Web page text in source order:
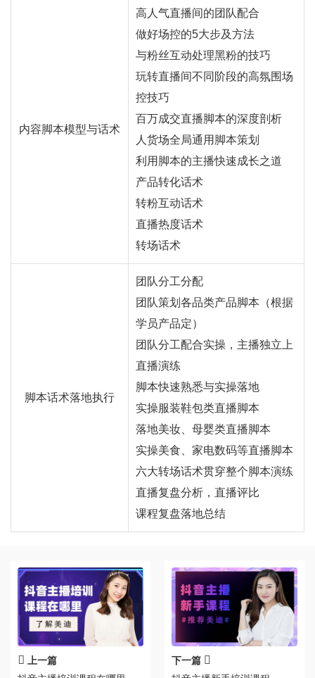
内容脚本模型与话术
高人气直播间的团队配合
做好场控的5大步及方法
与粉丝互动处理黑粉的技巧
玩转直播间不同阶段的高氛围场
控技巧
百万成交直播脚本的深度剖析
人货场全局通用脚本策划
利用脚本的主播快速成长之道
产品转化话术
转粉互动话术
直播热度话术
转场话术
脚本话术落地执行
团队分工分配
团队策划各品类产品脚本（根据
学员产品定）
团队分工配合实操，主播独立上
直播演练
脚本快速熟悉与实操落地
实操服装鞋包类直播脚本
落地美妆、母婴类直播脚本
实操美食、家电数码等直播脚本
六大转场话术贯穿整个脚本演练
直播复盘分析，直播评比
课程复盘落地总结
上一篇
下一篇